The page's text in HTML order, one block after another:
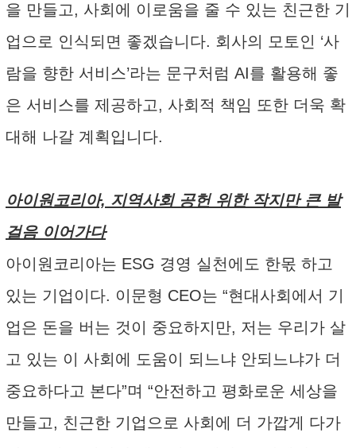
을 만들고, 사회에 이로움을 줄 수 있는 친근한 기
업으로 인식되면 좋겠습니다. 회사의 모토인 ‘사
람을 향한 서비스’라는 문구처럼 AI를 활용해 좋
은 서비스를 제공하고, 사회적 책임 또한 더욱 확
대해 나갈 계획입니다.
아이원코리아, 지역사회 공헌 위한 작지만 큰 발
걸음 이어가다
아이원코리아는 ESG 경영 실천에도 한몫 하고
있는 기업이다. 이문형 CEO는 “현대사회에서 기
업은 돈을 버는 것이 중요하지만, 저는 우리가 살
고 있는 이 사회에 도움이 되느냐 안되느냐가 더
중요하다고 본다”며 “안전하고 평화로운 세상을
만들고, 친근한 기업으로 사회에 더 가깝게 다가